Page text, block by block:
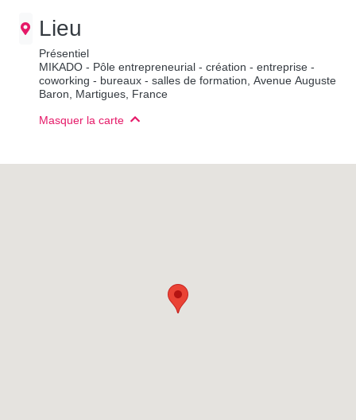
Lieu
Présentiel
MIKADO - Pôle entrepreneurial - création - entreprise -
coworking - bureaux - salles de formation, Avenue Auguste
Baron, Martigues, France
Masquer la carte